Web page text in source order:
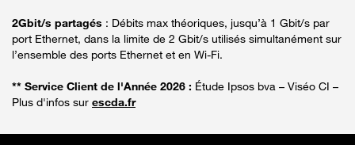
2Gbit/s partagés : Débits max théoriques, jusqu’à 1 Gbit/s par
port Ethernet, dans la limite de 2 Gbit/s utilisés simultanément sur
l’ensemble des ports Ethernet et en Wi-Fi.
** Service Client de l'Année 2026 : Étude Ipsos bva – Viséo CI –
Plus d'infos sur escda.fr